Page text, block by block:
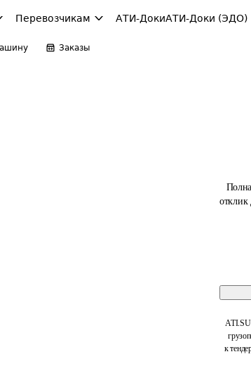
Перевозчикам АТИ-ДокиАТИ-Доки (ЭДО)
Заказы
отклик
к